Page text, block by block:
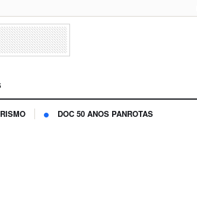
DOC 50 ANOS PANROTAS